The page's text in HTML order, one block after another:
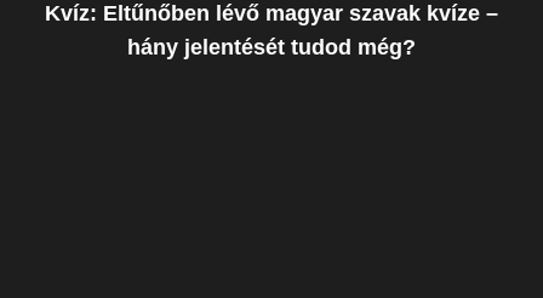
Kvíz: Eltűnőben lévő magyar szavak kvíze –
hány jelentését tudod még?